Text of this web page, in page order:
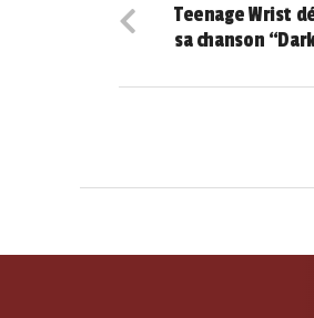
Teenage Wrist
sa chanson